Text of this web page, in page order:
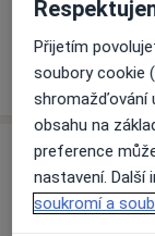
Je
hysteroskopie
věnuje kromě
lektorské a
Sexuální
odborných i
především
medicíně.
VíceO nás
Specialisté
Přijetím
soubory cookie
shromažďování
obsahu na
preference
nastavení. Další
soukromí a